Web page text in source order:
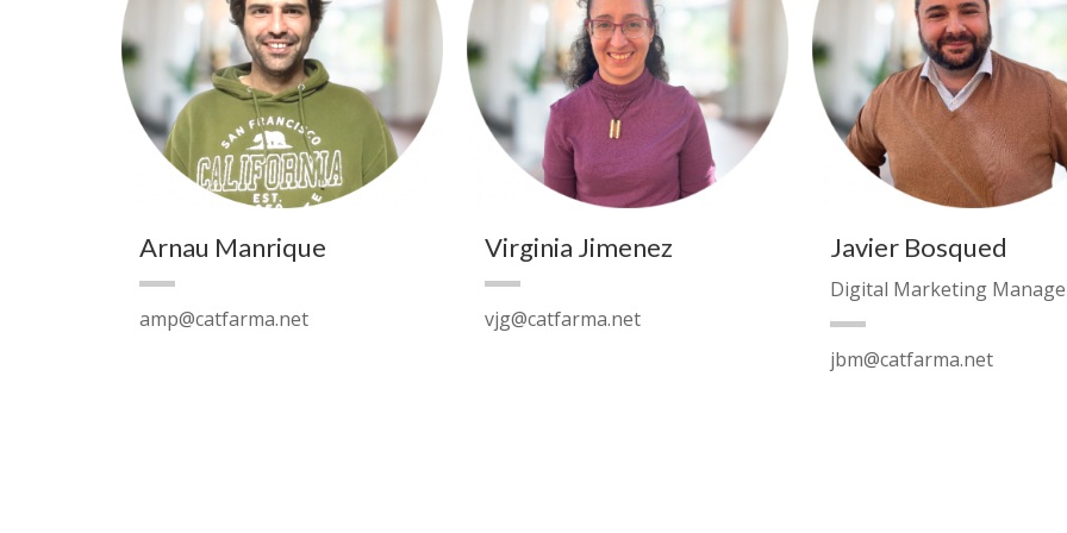
Arnau Manrique
amp@catfarma.net
Virginia Jimenez
vjg@catfarma.net
Javier Bosqued
Digital Marketing
jbm@catfarma.net